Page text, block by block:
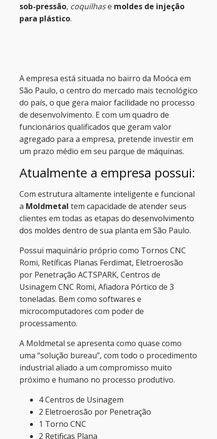
sob-pressão, coquilhase moldes de injeção
para plástico.
A empresa está situada no bairro da Moóca em
São Paulo, o centro do mercado mais tecnológico
do país, o que gera maior facilidade no processo
de desenvolvimento. E com um quadro de
funcionários qualificados que geram valor
agregado para a empresa, pretende investir em
um prazo médio em seu parque de máquinas.
Atualmente a empresa possui:
Com estrutura altamente inteligente e funcional
a Moldmetal tem capacidade de atender seus
clientes em todas as etapas do desenvolvimento
dos moldes dentro de sua planta em São Paulo.
Possui maquinário próprio como Tornos CNC
Romi, Retíficas Planas Ferdimat, Eletroerosão
por Penetração ACTSPARK, Centros de
Usinagem CNC Romi, Afiadora Pórtico de 3
toneladas. Bem como softwares e
microcomputadores com poder de
processamento.
A Moldmetal se apresenta como quase como
uma “solução bureau”, com todo o procedimento
industrial aliado a um compromisso muito
próximo e humano no processo produtivo.
4 Centros de Usinagem
2 Eletroerosão por Penetração
1 Torno CNC
2 Retificas Plana